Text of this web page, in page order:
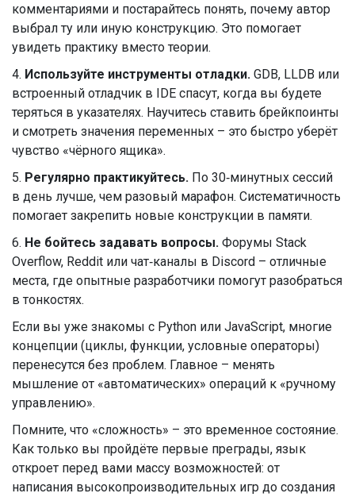
комментариями и постарайтесь понять, почему автор
выбрал ту или иную конструкцию. Это помогает
увидеть практику вместо теории.
4. Используйте инструменты отладки. GDB, LLDB или
встроенный отладчик в IDE спасут, когда вы будете
теряться в указателях. Научитесь ставить брейкпоинты
и смотреть значения переменных – это быстро уберёт
чувство «чёрного ящика».
5. Регулярно практикуйтесь. По 30‑минутных сессий
в день лучше, чем разовый марафон. Систематичность
помогает закрепить новые конструкции в памяти.
6. Не бойтесь задавать вопросы. Форумы Stack
Overflow, Reddit или чат‑каналы в Discord – отличные
места, где опытные разработчики помогут разобраться
в тонкостях.
Если вы уже знакомы с Python или JavaScript, многие
концепции (циклы, функции, условные операторы)
перенесутся без проблем. Главное – менять
мышление от «автоматических» операций к «ручному
управлению».
Помните, что «сложность» – это временное состояние.
Как только вы пройдёте первые преграды, язык
откроет перед вами массу возможностей: от
написания высокопроизводительных игр до создания